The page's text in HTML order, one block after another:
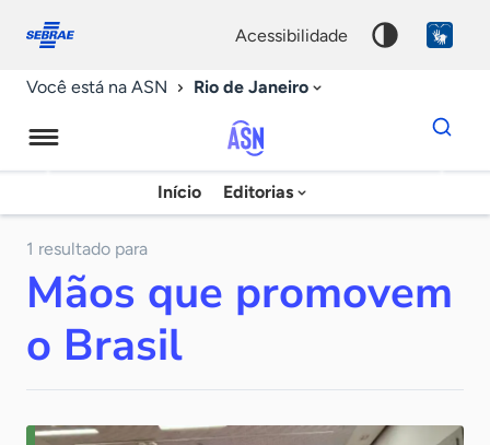
conosco
acessibilidade
Você está na ASN Rio de Janeiro
Agência
Sebrae
Notícias
Início Editorias
Dados
para
chave
1 resultado para
Mãos que promovem
o Brasil